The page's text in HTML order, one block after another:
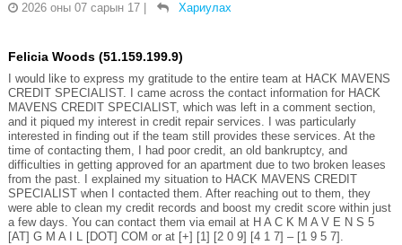
2026 оны 07 сарын 17
Хариулах
Felicia Woods (51.159.199.9)
I would like to express my gratitude to the entire team at HACK MAVENS
CREDIT SPECIALIST. I came across the contact information for HACK
MAVENS CREDIT SPECIALIST, which was left in a comment section,
and it piqued my interest in credit repair services. I was particularly
interested in finding out if the team still provides these services. At the
time of contacting them, I had poor credit, an old bankruptcy, and
difficulties in getting approved for an apartment due to two broken leases
from the past. I explained my situation to HACK MAVENS CREDIT
SPECIALIST when I contacted them. After reaching out to them, they
were able to clean my credit records and boost my credit score within just
a few days. You can contact them via email at H A C K M A V E N S 5
[AT] G M A I L [DOT] COM or at [+] [1] [2 0 9] [4 1 7] – [1 9 5 7].